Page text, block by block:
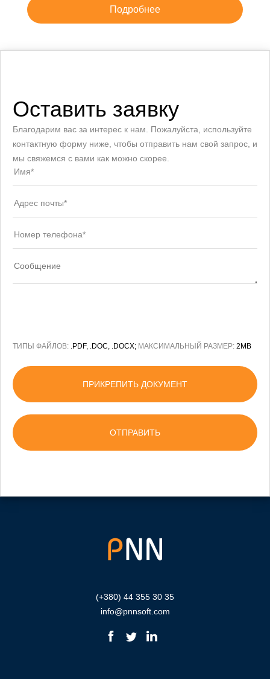
Подробнее
Оставить заявку
Благодарим вас за интерес к нам. Пожалуйста, используйте
контактную форму ниже, чтобы отправить нам свой запрос, и
мы свяжемся с вами как можно скорее.
ТИПЫ ФАЙЛОВ: .PDF, .DOC, .DOCX; МАКСИМАЛЬНЫЙ РАЗМЕР: 2MB
ПРИКРЕПИТЬ ДОКУМЕНТ
(+380) 44 355 30 35
info@pnnsoft.com